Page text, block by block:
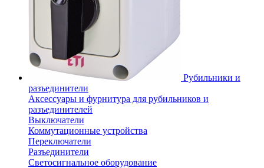
Рубильники и
разъединители
Аксессуары и фурнитура для рубильников и
разъединителей
Выключатели
Коммутационные устройства
Переключатели
Разъединители
Светосигнальное оборудование